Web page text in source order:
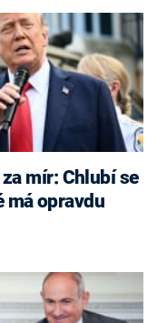
má opravdu